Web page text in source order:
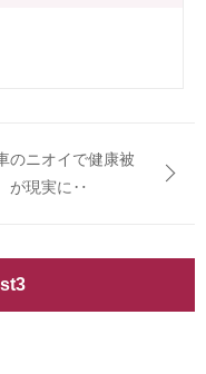
のニオイで健康被
が現実に‥